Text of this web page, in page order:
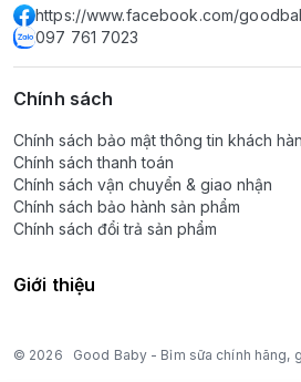
https://www.facebook.com/
097 761 7023
Chính sách
Chính sách bảo mật thông tin khách
Chính sách thanh toán
Chính sách vận chuyển & giao nhận
Chính sách bảo hành sản phẩm
Chính sách đổi trả sản phẩm
Giới thiệu
© 2026 Good Baby - Bỉm sữa chính hãng,